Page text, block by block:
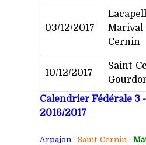
03/12/2017
Marival
Cernin
10/12/2017
Saint-
Calendrier Fédérale 3
2016/2017
Arpajon - Saint-Cernin -